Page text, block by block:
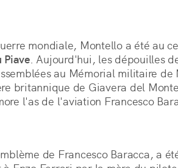
mondiale, Montello a été au
Piave. Aujourd'hui, les dépouilles
au Mémorial militaire de
britannique de Giavera del
l'as de l'aviation Francesco
de Francesco Baracca, a